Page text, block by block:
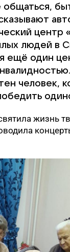
общаться,
людей в
ещё один
человек,
жизнь